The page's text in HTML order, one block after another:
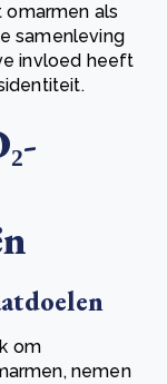
als
samenleving
invloed heeft
om
nemen